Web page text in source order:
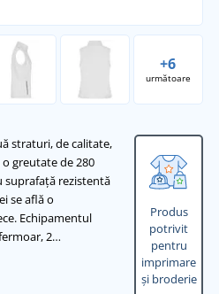
+6
următoare
straturi, de calitate,
greutate de 280
suprafață rezistentă
se află o
Echipamentul
2…
Produs
potrivit
pentru
imprimare
și broderie